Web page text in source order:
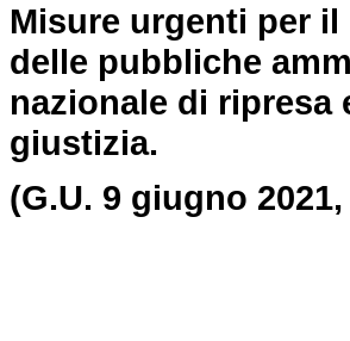
Misure urgenti per
delle pubbliche
nazionale di ripresa
giustizia.
(G.U. 9 giugno 2021,